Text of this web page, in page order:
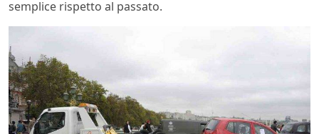
semplice rispetto al passato.